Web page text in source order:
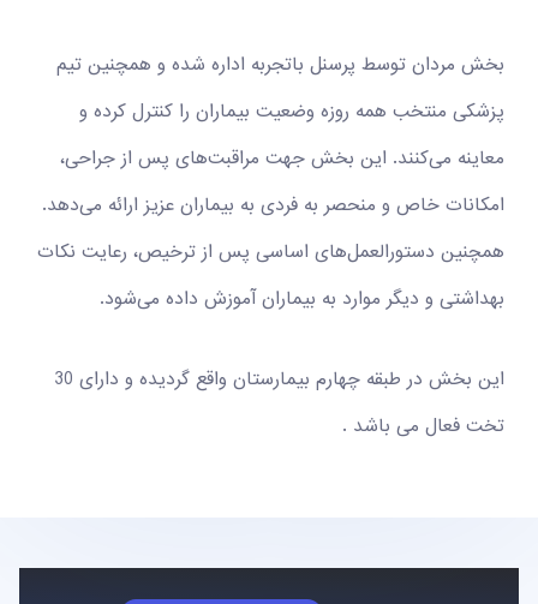
بخش مردان توسط پرسنل باتجربه اداره شده و همچنین تیم
پزشکی منتخب همه روزه وضعیت بیماران را کنترل کرده و
معاینه می‌کنند. این بخش جهت مراقبت‌های پس از جراحی،
امکانات خاص و منحصر به فردی به بیماران عزیز ارائه می‌دهد.
همچنین دستورالعمل‌های اساسی پس از ترخیص، رعایت نکات
بهداشتی و دیگر موارد به بیماران آموزش داده می‌شود.
این بخش در طبقه چهارم بیمارستان واقع گردیده و دارای 30
تخت فعال می باشد .